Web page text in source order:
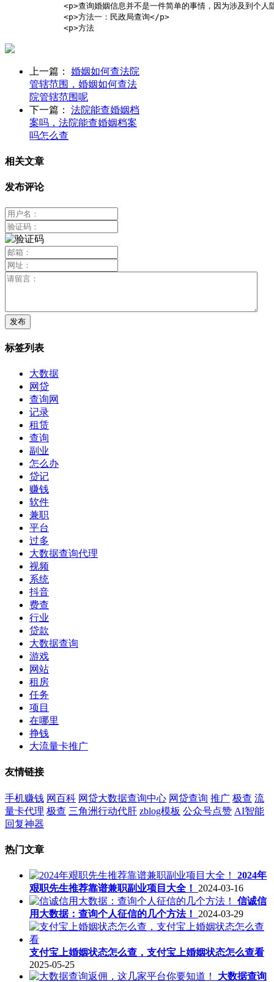
<p>查询婚姻信息并不是一件简单的事情，因为涉及到个人
            <p>方法一：民政局查询</p>
            <p>方法
上一篇：
婚姻如何查法院
管辖范围，婚姻如何查法
院管辖范围呢
下一篇：
法院能查婚姻档
案吗，法院能查婚姻档案
吗怎么查
相关文章
发布评论
标签列表
大数据
网贷
查询网
记录
租赁
查询
副业
怎么办
贷记
赚钱
软件
兼职
平台
过多
大数据查询代理
视频
系统
抖音
费查
行业
贷款
大数据查询
游戏
网站
租房
任务
项目
在哪里
挣钱
大流量卡推广
友情链接
手机赚钱 网百科 网贷大数据查询中心 网贷查询 推广 极查 流
量卡代理 极查 三角洲行动代肝 zblog模板 公众号点赞 AI智能
回复神器
热门文章
2024年
艰职先生推荐靠谱兼职副业项目大全！
2024-03-16
信诚信
用大数据：查询个人征信的几个方法！
2024-03-29
支付宝上婚姻状态怎么查，支付宝上婚姻状态怎么查看
2025-05-25
大数据查询